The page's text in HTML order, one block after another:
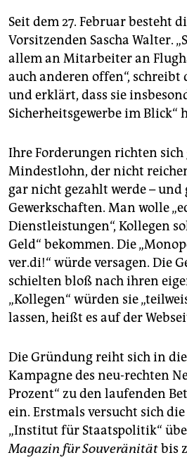
Seit dem 27. Februar besteht
Vorsitzenden Sascha Walter.
allem an Mitarbeiter an
auch anderen offen“, schreibt
und erklärt, dass sie
Sicherheitsgewerbe im Blick“
Ihre Forderungen richten sich
Mindestlohn, der nicht
gar nicht gezahlt werde – und
Gewerkschaften. Man wolle
Dienstleistungen“, Kollegen
Geld“ bekommen. Die
ver.di!“ würde versagen. Die
schielten bloß nach ihren
„Kollegen“ würden sie
lassen, heißt es auf der
Die Gründung reiht sich in
Kampagne des neu-rechten
Prozent“ zu den laufenden
ein. Erstmals versucht sich die
„Institut für Staatspolitik“
Magazin für Souveränitätbis